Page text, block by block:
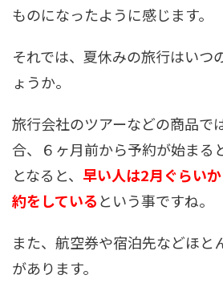
ものになったように感じます。
それでは、夏休みの旅行はいつ
ょうか。
旅行会社のツアーなどの商品で
合、６ヶ月前から予約が始まる
となると、 早い人は2月ぐらい
約をしているという事ですね。
また、航空券や宿泊先などほと
があります。